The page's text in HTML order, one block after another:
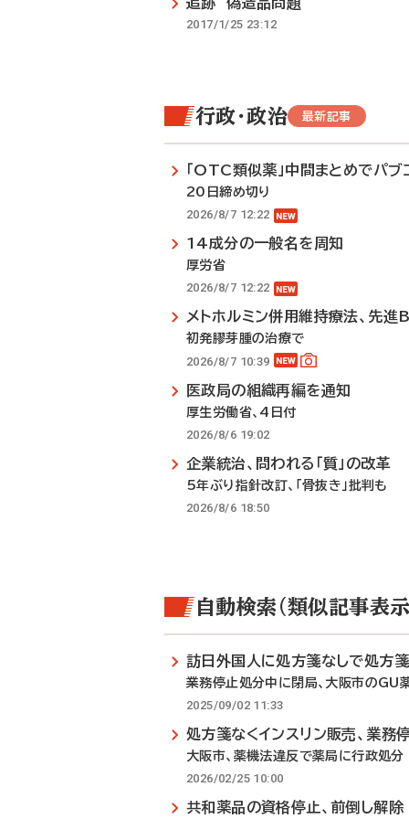
2017/1/25 23:12
行政・政治 最新記事
「OTC類似薬」中間まとめでパブ
20日締め切り
2026/8/7 12:22
14成分の一般名を周知
厚労省
2026/8/7 12:22
メトホルミン併用維持療法、先進
初発膠芽腫の治療で
2026/8/7 10:39
医政局の組織再編を通知
厚生労働省、4日付
2026/8/6 19:02
企業統治、問われる「質」の改革
5年ぶり指針改訂、「骨抜き」批判も
2026/8/6 18:50
自動検索（類似記事表示
訪日外国人に処方箋なしで処方
業務停止処分中に閉局、大阪市のGU
2025/09/02 11:33
処方箋なくインスリン販売、業務
大阪市、薬機法違反で薬局に行政処分
2026/02/25 10:00
共和薬品の資格停止、前倒し解除